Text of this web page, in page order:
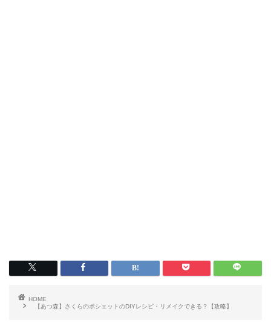
HOME
【あつ森】さくらのポシェットのDIYレシピ・リメイクできる？【攻略】